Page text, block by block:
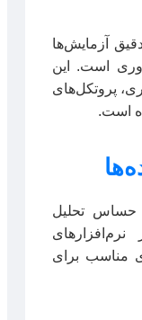
آزمایش‌ها
است. این
پروتکل‌های
است.
حساس تحلیل
مناسب برای